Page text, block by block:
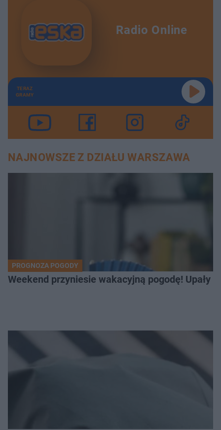
Radio Online
TERAZ
GRAMY
NAJNOWSZE Z DZIAŁU WARSZAWA
PROGNOZA POGODY
Weekend przyniesie wakacyjną pogodę! Upały